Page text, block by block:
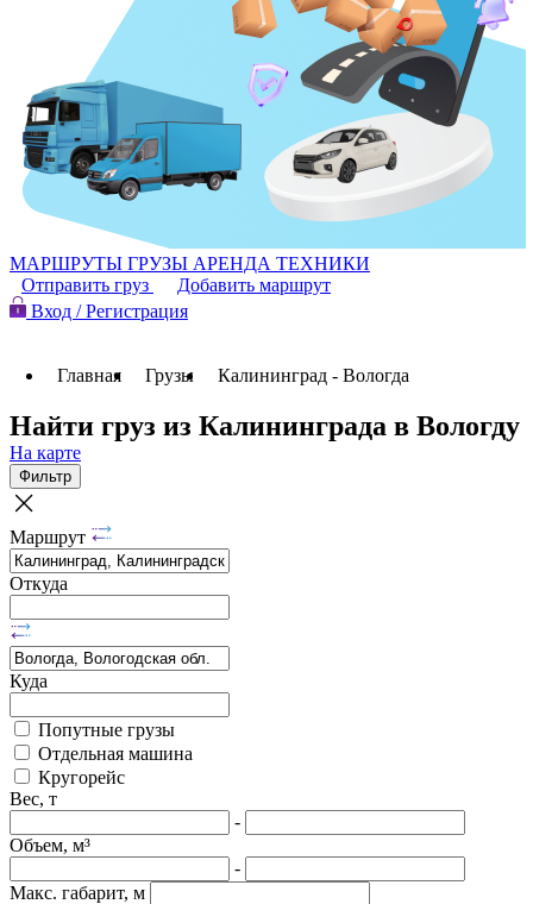
МАРШРУТЫ ГРУЗЫ АРЕНДА ТЕХНИКИ
Отправить груз
Добавить маршрут
Вход / Регистрация
Главная Грузы Калининград - Вологда
Найти груз из Калининграда в Вологду
На карте
Фильтр
Маршрут
Откуда
Куда
Попутные грузы
Отдельная машина
Кругорейс
Вес, т
-
Объем, м³
-
Макс. габарит, м